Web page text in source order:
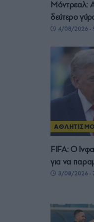
Μόντρεαλ:
δεύτερο
4/08/2026 -
FIFA: Ο
για να
3/08/2026 -